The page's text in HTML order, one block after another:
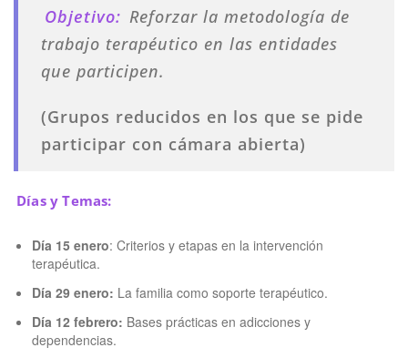
Objetivo: Reforzar la metodología de
trabajo terapéutico en las entidades
que participen.
(Grupos reducidos en los que se pide
participar con cámara abierta)
Días y Temas:
Día 15 enero: Criterios y etapas en la intervención
terapéutica.
Día 29 enero: La familia como soporte terapéutico.
Día 12 febrero: Bases prácticas en adicciones y
dependencias.